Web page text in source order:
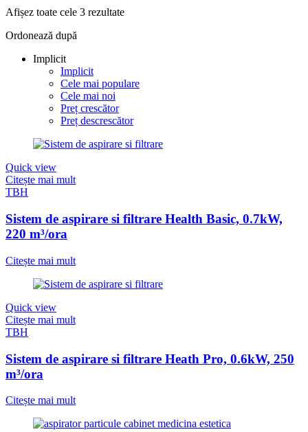
Afișez toate cele 3 rezultate
Ordonează după
Implicit
Implicit
Cele mai populare
Cele mai noi
Preț crescător
Preț descrescător
Quick view
Citește mai mult
TBH
Sistem de aspirare si filtrare Health Basic, 0.7kW,
220 m³/ora
Citește mai mult
Quick view
Citește mai mult
TBH
Sistem de aspirare si filtrare Heath Pro, 0.6kW, 250
m³/ora
Citește mai mult